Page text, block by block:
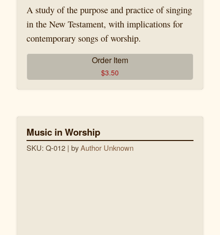
A study of the purpose and practice of singing
in the New Testament, with implications for
contemporary songs of worship.
Order Item
$3.50
Music in Worship
SKU: Q-012 | byAuthor Unknown